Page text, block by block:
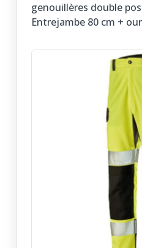
genouillères double
Entrejambe 80 cm +